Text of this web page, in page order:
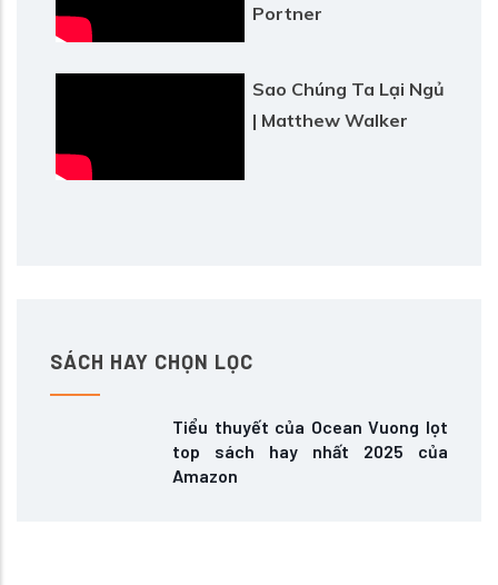
Portner
Sao Chúng Ta Lại Ngủ
| Matthew Walker
SÁCH HAY CHỌN LỌC
Tiểu thuyết của Ocean Vuong lọt
top sách hay nhất 2025 của
Amazon